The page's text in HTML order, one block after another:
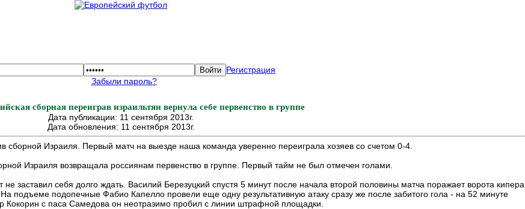
Регистрация
Забыли пароль?
сборная переиграв израильтян вернула себе первенство в группе
Дата публикации: 11 сентября 2013г.
Дата обновления: 11 сентября 2013г.
сборной Израиля. Первый матч на выезде наша команда уверенно переиграла хозяев со счетом 0-4.
Израиля возвращала россиянам первенство в группе. Первый тайм не был отмечен голами.
заставил себя долго ждать. Василий Березуцкий спустя 5 минут после начала второй половины матча поражает ворота кипера
подъеме подопечные Фабио Капелло провели еще одну результативную атаку сразу же после забитого гола - на 52 минуте
Кокорин с паса Самедова он неотразимо пробил с линии штрафной площадки.